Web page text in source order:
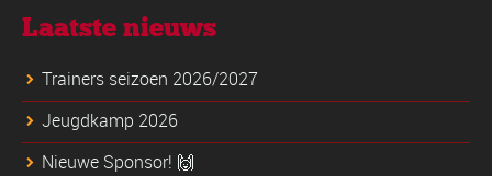
Laatste nieuws
Trainers seizoen 2026/2027
Jeugdkamp 2026
Nieuwe Sponsor! 🙌